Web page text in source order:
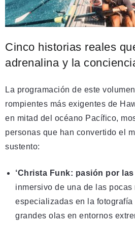
Cinco historias reales
adrenalina y la
La programación de este
rompientes más exigentes de
en mitad del océano Pacífico,
personas que han convertido el
sustento:
‘Christa Funk: pasión por las
inmersivo de una de las pocas
especializadas en la
grandes olas en entornos